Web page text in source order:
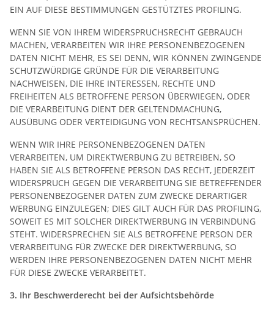
EIN AUF DIESE BESTIMMUNGEN GESTÜTZTES PROFILING.
WENN SIE VON IHREM WIDERSPRUCHSRECHT GEBRAUCH
MACHEN, VERARBEITEN WIR IHRE PERSONENBEZOGENEN
DATEN NICHT MEHR, ES SEI DENN, WIR KÖNNEN ZWINGENDE
SCHUTZWÜRDIGE GRÜNDE FÜR DIE VERARBEITUNG
NACHWEISEN, DIE IHRE INTERESSEN, RECHTE UND
FREIHEITEN ALS BETROFFENE PERSON ÜBERWIEGEN, ODER
DIE VERARBEITUNG DIENT DER GELTENDMACHUNG,
AUSÜBUNG ODER VERTEIDIGUNG VON RECHTSANSPRÜCHEN.
WENN WIR IHRE PERSONENBEZOGENEN DATEN
VERARBEITEN, UM DIREKTWERBUNG ZU BETREIBEN, SO
HABEN SIE ALS BETROFFENE PERSON DAS RECHT, JEDERZEIT
WIDERSPRUCH GEGEN DIE VERARBEITUNG SIE BETREFFENDER
PERSONENBEZOGENER DATEN ZUM ZWECKE DERARTIGER
WERBUNG EINZULEGEN; DIES GILT AUCH FÜR DAS PROFILING,
SOWEIT ES MIT SOLCHER DIREKTWERBUNG IN VERBINDUNG
STEHT. WIDERSPRECHEN SIE ALS BETROFFENE PERSON DER
VERARBEITUNG FÜR ZWECKE DER DIREKTWERBUNG, SO
WERDEN IHRE PERSONENBEZOGENEN DATEN NICHT MEHR
FÜR DIESE ZWECKE VERARBEITET.
3. Ihr Beschwerderecht bei der Aufsichtsbehörde